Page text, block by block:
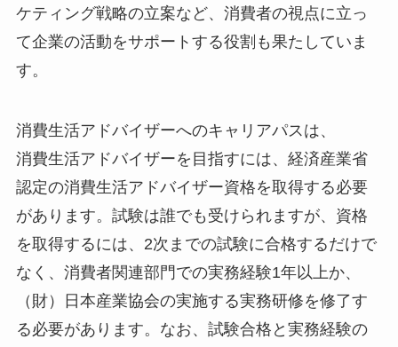
ケティング戦略の立案など、消費者の視点に立っ
て企業の活動をサポートする役割も果たしていま
す。
消費生活アドバイザーへのキャリアパスは、
消費生活アドバイザーを目指すには、経済産業省
認定の消費生活アドバイザー資格を取得する必要
があります。試験は誰でも受けられますが、資格
を取得するには、2次までの試験に合格するだけで
なく、消費者関連部門での実務経験1年以上か、
（財）日本産業協会の実施する実務研修を修了す
る必要があります。なお、試験合格と実務経験の